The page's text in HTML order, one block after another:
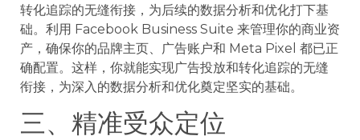
转化追踪的无缝衔接，为后续的数据分析和优化打下基
础。利用 Facebook Business Suite 来管理你的商业资
产，确保你的品牌主页、广告账户和 Meta Pixel 都已正
确配置。这样，你就能实现广告投放和转化追踪的无缝
衔接，为深入的数据分析和优化奠定坚实的基础。
三、精准受众定位